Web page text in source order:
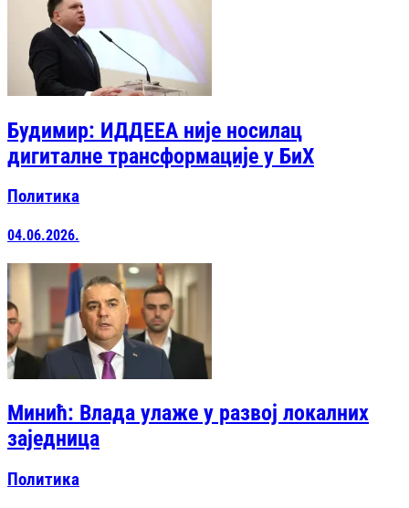
Будимир: ИДДЕЕА није носилац
дигиталне трансформације у БиХ
Политика
04.06.2026.
Минић: Влада улаже у развој локалних
заједница
Политика